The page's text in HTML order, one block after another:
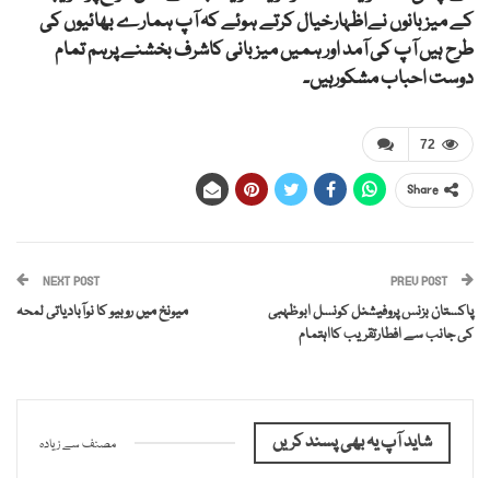
کے میزبانوں نےاظہارخیال کرتے ہوئے کہ آپ ہمارے بھائیوں کی
طرح ہیں آپ کی آمد اور ہمیں میزبانی کاشرف بخشنے پرہم تمام
دوست احباب مشکورہیں۔
72
Share
PREV POST
پاکستان بزنس پروفیشنل کونسل ابوظہبی
کی جانب سے افطارتقریب کااہتمام
NEXT POST
میونخ میں روبیو کا نوآبادیاتی لمحہ
شاید آپ یہ بھی پسند کریں مصنف سے زیادہ